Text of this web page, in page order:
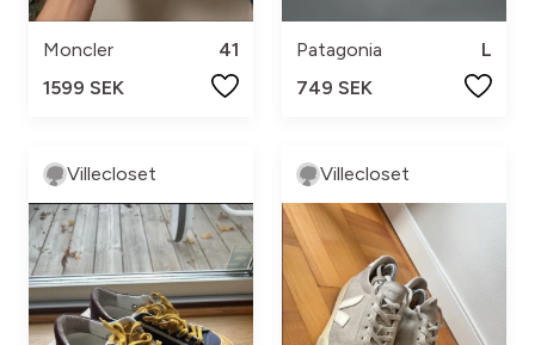
Moncler
41
1599 SEK
Patagonia
L
749 SEK
Villecloset Villecloset